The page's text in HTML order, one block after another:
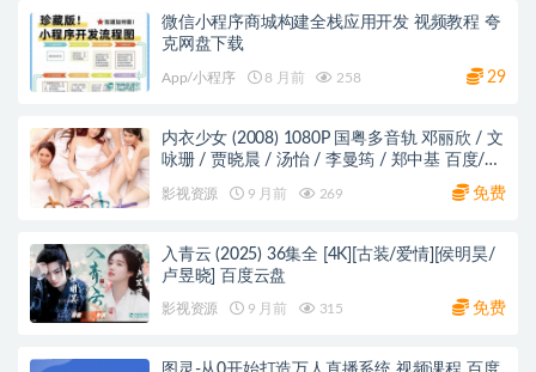
微信小程序商城构建全栈应用开发 视频教程 夸
克网盘下载
App/小程序 8 月前 258 29
内衣少女 (2008) 1080P 国粤多音轨 邓丽欣 / 文
咏珊 / 贾晓晨 / 汤怡 / 李曼筠 / 郑中基 百度/阿
影视资源 9 月前 269 免费
入青云 (2025) 36集全 [4K][古装/爱情][侯明昊/
卢昱晓] 百度云盘
影视资源 9 月前 315 免费